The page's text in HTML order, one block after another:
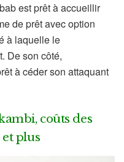
est prêt à accueillir
de prêt avec option
à laquelle le
De son côté,
à céder son attaquant
coûts des
plus